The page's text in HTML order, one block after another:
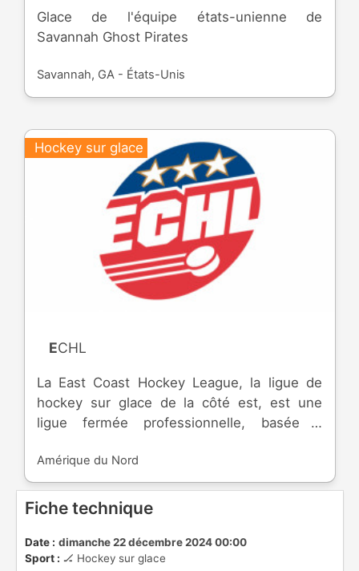
Glace de l'équipe états-unienne de
Savannah Ghost Pirates
Savannah, GA - États-Unis
Hockey sur glace
ECHL
La East Coast Hockey League, la ligue de
hockey sur glace de la côté est, est une
ligue fermée professionnelle, basée à
1988. Elle est formée de franchises aux
Etats-Unis et au Canada. Elle correspond au
troisième échelon d'Amérique du Nord. Les
franchise de ECHL sont affiliées avec des
franchises de NHL et AHL, ou sont
indépendantes.
Amérique du Nord
Fiche technique
Date : dimanche 22 décembre 2024 00:00
Sport : 🏒 Hockey sur glace